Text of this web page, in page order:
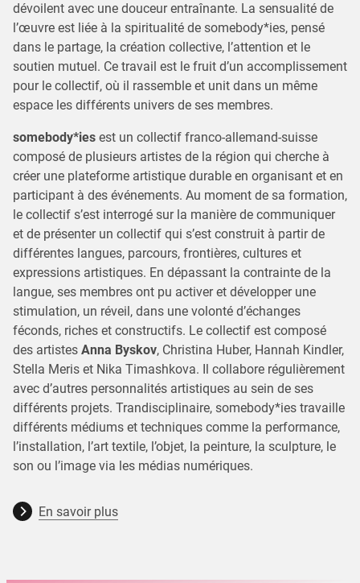
dévoilent avec une douceur entraînante. La sensualité de
l’œuvre est liée à la spiritualité de somebody*ies, pensé
dans le partage, la création collective, l’attention et le
soutien mutuel. Ce travail est le fruit d’un accomplissement
pour le collectif, où il rassemble et unit dans un même
espace les différents univers de ses membres.
somebody*ies est un collectif franco-allemand-suisse
composé de plusieurs artistes de la région qui cherche à
créer une plateforme artistique durable en organisant et en
participant à des événements. Au moment de sa formation,
le collectif s’est interrogé sur la manière de communiquer
et de présenter un collectif qui s’est construit à partir de
différentes langues, parcours, frontières, cultures et
expressions artistiques. En dépassant la contrainte de la
langue, ses membres ont pu activer et développer une
stimulation, un réveil, dans une volonté d’échanges
féconds, riches et constructifs. Le collectif est composé
des artistes Anna Byskov, Christina Huber, Hannah Kindler,
Stella Meris et Nika Timashkova. Il collabore régulièrement
avec d’autres personnalités artistiques au sein de ses
différents projets. Trandisciplinaire, somebody*ies travaille
différents médiums et techniques comme la performance,
l’installation, l’art textile, l’objet, la peinture, la sculpture, le
son ou l’image via les médias numériques.
En savoir plus